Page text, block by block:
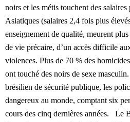
noirs et les métis touchent des
Asiatiques (salaires 2,4 fois plus
enseignement de qualité, meurent
de vie précaire, d’un accès difficile
violences. Plus de 70 % des
ont touché des noirs de sexe
brésilien de sécurité publique, les
dangereux au monde, comptant six
cours des cinq dernières années. Le